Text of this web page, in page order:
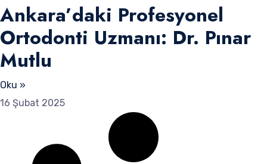
Ankara’daki Profesyonel
Ortodonti Uzmanı: Dr. Pınar
Mutlu
Oku »
16 Şubat 2025